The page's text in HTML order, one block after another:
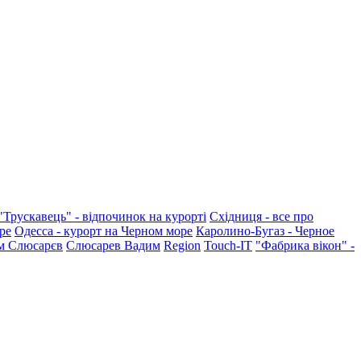
- відпочинок на курорті Східниця - все про
Одесса - курорт на Черном море Каролино-Бугаз - Черное
Слюсарєв Слюсарев Вадим Region Touch-IT "Фабрика вікон" -